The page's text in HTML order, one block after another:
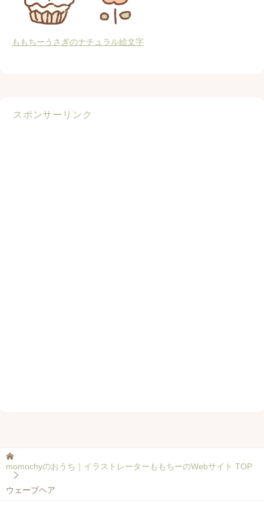
ももちーうさぎのナチュラル絵文字
スポンサーリンク
momochyのおうち｜イラストレーターももちーのWebサイト TOP
ウェーブヘア